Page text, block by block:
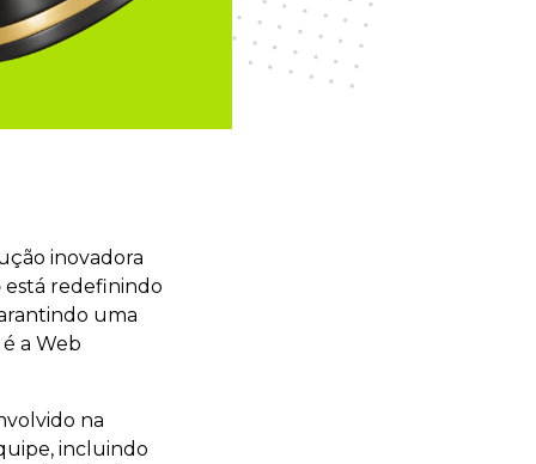
inovadora
está redefinindo
uma
a Web
na
incluindo